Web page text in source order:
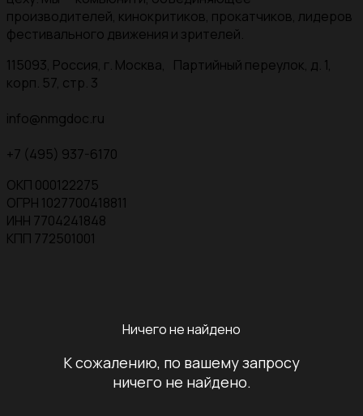
производителей, кинокритиков, прокатчиков, лидеров
фестивального движения и зрителей.
115093, Россия, г. Москва, Партийный переулок, д. 1,
корп. 57, стр. 3
info@nmgdoc.ru
+7 (495) 937-6170
ОКП 000122275
ОГРН 1027700418811
ИНН 7704241848
КПП 772501001
Ничего не найдено
К сожалению, по вашему запросу
ничего не найдено.